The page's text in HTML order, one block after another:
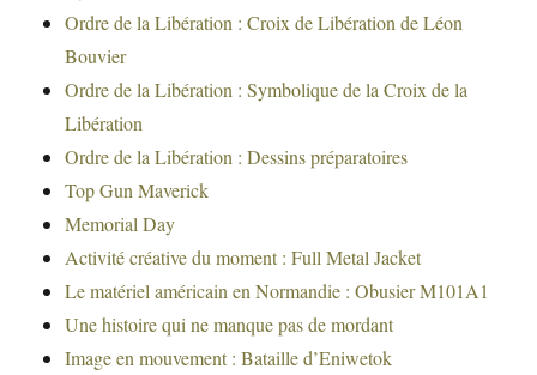
Ordre de la Libération : Croix de Libération de Léon
Bouvier
Ordre de la Libération : Symbolique de la Croix de la
Libération
Ordre de la Libération : Dessins préparatoires
Top Gun Maverick
Memorial Day
Activité créative du moment : Full Metal Jacket
Le matériel américain en Normandie : Obusier M101A1
Une histoire qui ne manque pas de mordant
Image en mouvement : Bataille d’Eniwetok